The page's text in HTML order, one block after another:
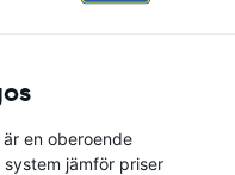
är en oberoende
jämför priser